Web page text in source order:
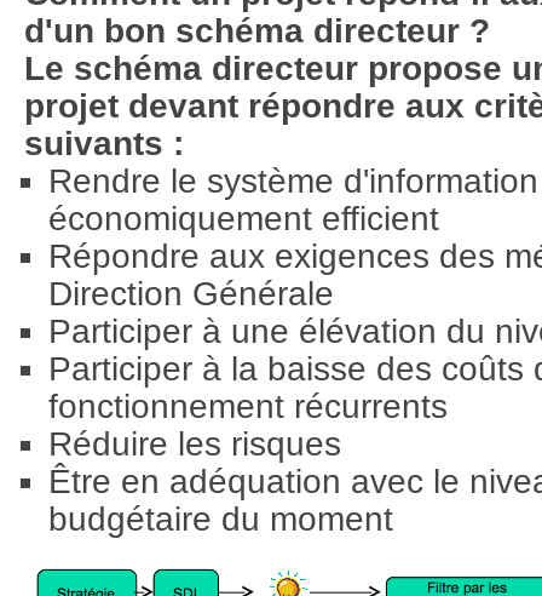
d'un bon schéma directeur ?
Le schéma directeur propose
projet devant répondre aux
suivants :
Rendre le système
économiquement efficient
Répondre aux exigences des
Direction Générale
Participer à une élévation du
Participer à la baisse des coûts
fonctionnement récurrents
Réduire les risques
Être en adéquation avec le
budgétaire du moment